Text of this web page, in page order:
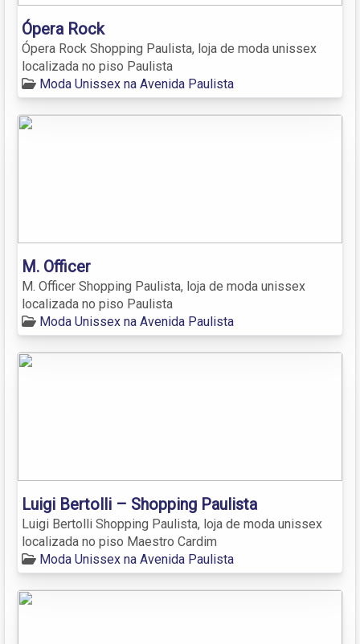
Ópera Rock
Ópera Rock Shopping Paulista, loja de moda unissex
localizada no piso Paulista
Moda Unissex na Avenida Paulista
M. Officer
M. Officer Shopping Paulista, loja de moda unissex
localizada no piso Paulista
Moda Unissex na Avenida Paulista
Luigi Bertolli – Shopping Paulista
Luigi Bertolli Shopping Paulista, loja de moda unissex
localizada no piso Maestro Cardim
Moda Unissex na Avenida Paulista